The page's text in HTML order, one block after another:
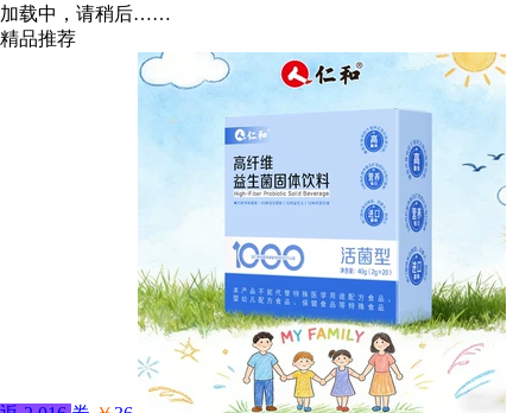
加载中，请稍后……
精品推荐